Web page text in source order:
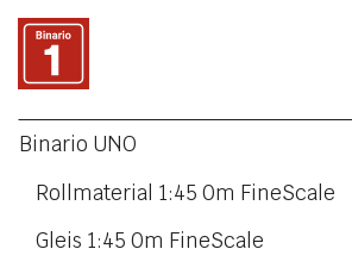
Binario UNO
Rollmaterial 1:45 0m FineScale
Gleis 1:45 0m FineScale